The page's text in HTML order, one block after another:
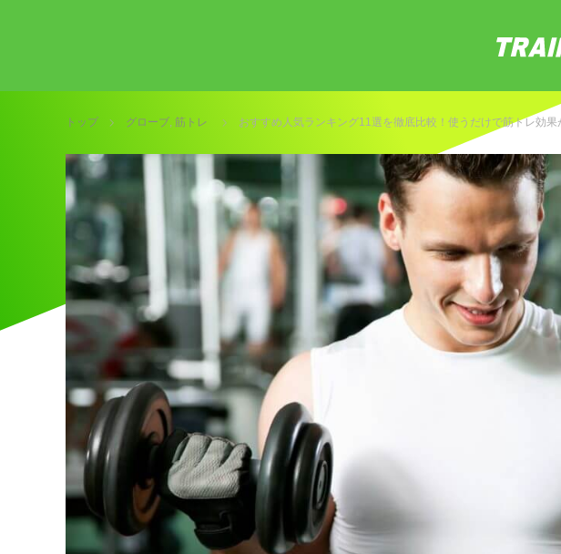
トップ グローブ, 筋トレ おすすめ人気ランキング11選を徹底比較！使うだけで筋トレ効果